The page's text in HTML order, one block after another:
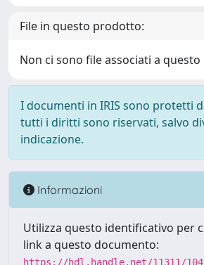
File in questo prodotto:
Non ci sono file associati a
I documenti in IRIS sono protetti
tutti i diritti sono riservati, salvo
indicazione.
Informazioni
Utilizza questo identificativo per
link a questo documento:
https://hdl.handle.net/11311/